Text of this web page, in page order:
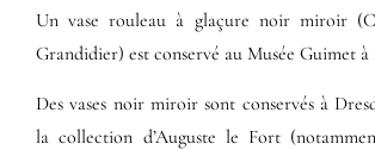
Un vase rouleau à glaçure noir miroir
Grandidier) est conservé au Musée Guimet à
Des vases noir miroir sont conservés à
la collection d’Auguste le Fort